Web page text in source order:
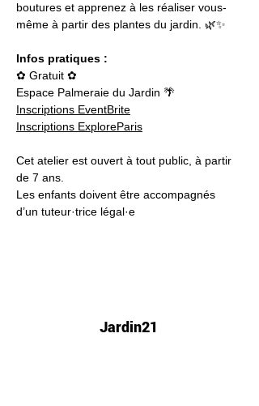
boutures et apprenez à les réaliser vous-
même à partir des plantes du jardin. 🌿✨
Infos pratiques :
✿ Gratuit ✿
Espace Palmeraie du Jardin 🌴
Inscriptions EventBrite
Inscriptions ExploreParis
Cet atelier est ouvert à tout public, à partir
de 7 ans.
Les enfants doivent être accompagnés
d’un tuteur·trice légal·e
Jardin21